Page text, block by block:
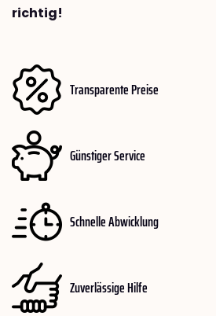
richtig!
Transparente Preise
Günstiger Service
Schnelle Abwicklung
Zuverlässige Hilfe